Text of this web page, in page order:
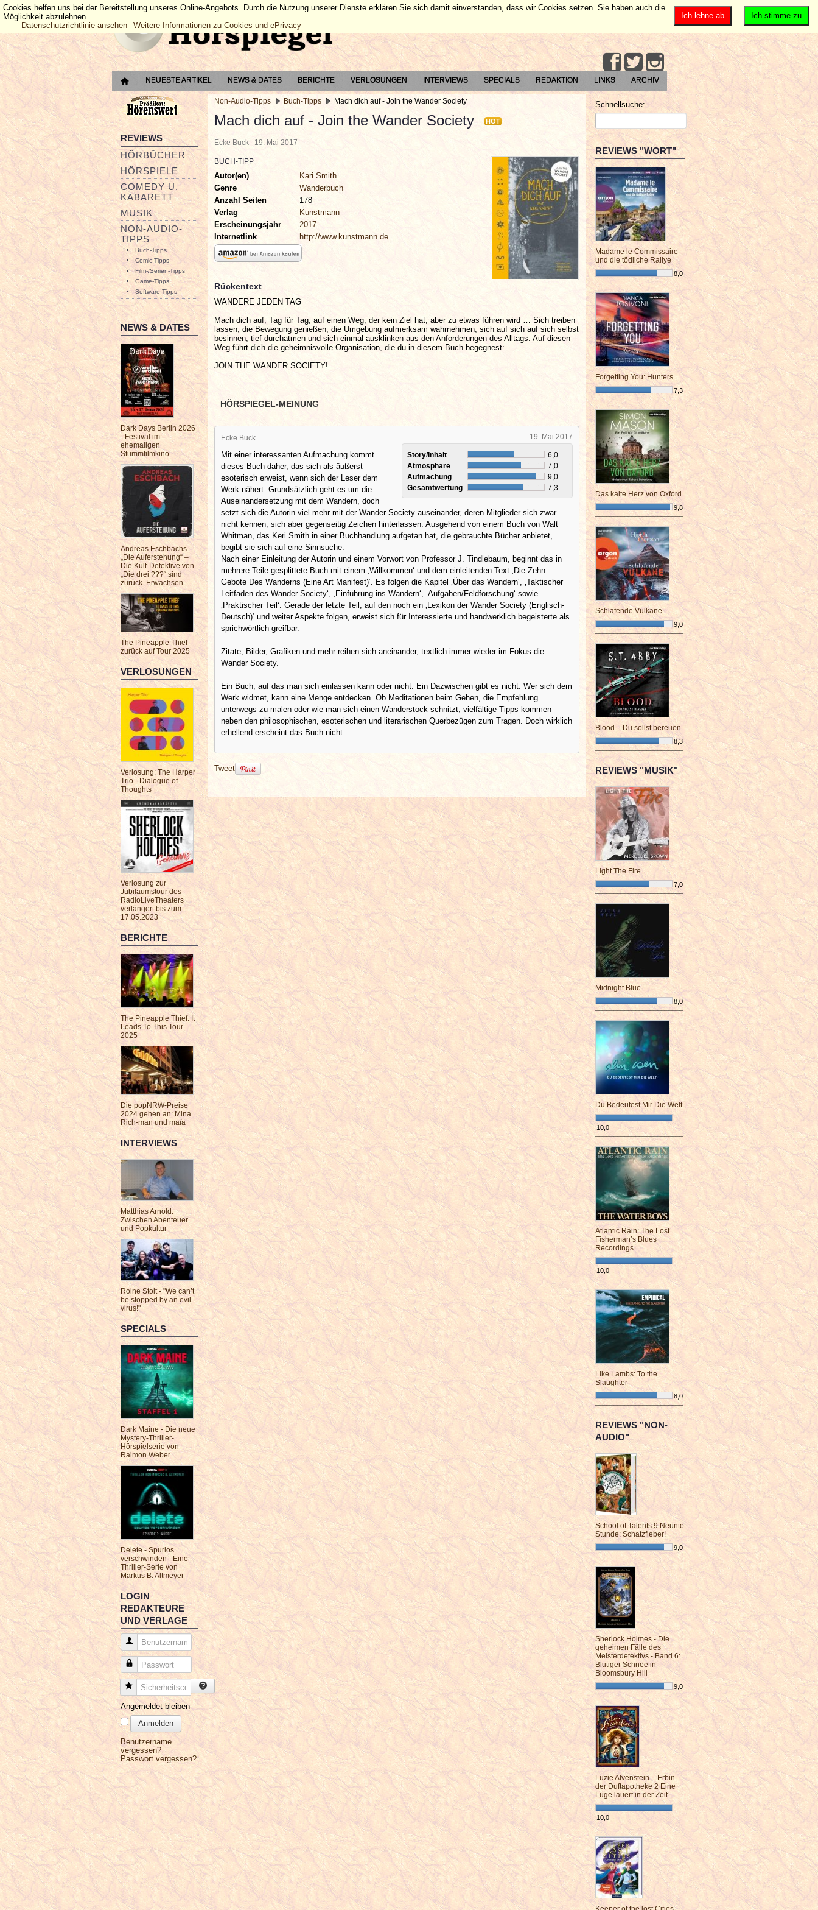
NEUESTE ARTIKEL NEWS & DATES BERICHTE VERLOSUNGEN INTERVIEWS SPECIALS REDAKTION LINKS ARCHIV
REVIEWS
HÖRBÜCHER
HÖRSPIELE
COMEDY U.
KABARETT
MUSIK
NON-AUDIO-
TIPPS
Buch-Tipps
Comic-Tipps
Film-/Serien-Tipps
Game-Tipps
Software-Tipps
NEWS & DATES
Dark Days Berlin 2026
- Festival im
ehemaligen
Stummfilmkino
Andreas Eschbachs
„Die Auferstehung“ –
Die Kult-Detektive von
„Die drei ???“ sind
zurück. Erwachsen.
The Pineapple Thief
zurück auf Tour 2025
VERLOSUNGEN
Verlosung: The Harper
Trio - Dialogue of
Thoughts
Verlosung zur
Jubiläumstour des
RadioLiveTheaters
verlängert bis zum
17.05.2023
BERICHTE
The Pineapple Thief: It
Leads To This Tour
2025
Die popNRW-Preise
2024 gehen an: Mina
Rich-man und maïa
INTERVIEWS
Matthias Arnold:
Zwischen Abenteuer
und Popkultur
Roine Stolt - "We can’t
be stopped by an evil
virus!"
SPECIALS
Dark Maine - Die neue
Mystery-Thriller-
Hörspielserie von
Raimon Weber
Delete - Spurlos
verschwinden - Eine
Thriller-Serie von
Markus B. Altmeyer
LOGIN
REDAKTEURE
UND VERLAGE
Benutzername
Passwort
Sicherheitscode
Angemeldet bleiben
Anmelden
Benutzername
vergessen?
Passwort vergessen?
Non-Audio-Tipps Buch-Tipps Mach dich auf - Join the Wander Society
Mach dich auf - Join the Wander Society HOT
Ecke Buck 19. Mai 2017
BUCH-TIPP
Autor(en)
Kari Smith
Genre
Wanderbuch
Anzahl Seiten
178
Verlag
Kunstmann
Erscheinungsjahr
2017
Internetlink
http://www.kunstmann.de
Rückentext
WANDERE JEDEN TAG
Mach dich auf, Tag für Tag, auf einen Weg, der kein Ziel hat, aber zu etwas führen wird … Sich treiben
lassen, die Bewegung genießen, die Umgebung aufmerksam wahrnehmen, sich auf sich auf sich selbst
besinnen, tief durchatmen und sich einmal ausklinken aus den Anforderungen des Alltags. Auf diesen
Weg führt dich die geheimnisvolle Organisation, die du in diesem Buch begegnest:
JOIN THE WANDER SOCIETY!
HÖRSPIEGEL-MEINUNG
19. Mai 2017
Ecke Buck
Story/Inhalt
6,0
Atmosphäre
7,0
Aufmachung
9,0
Gesamtwertung
7,3
Mit einer interessanten Aufmachung kommt
dieses Buch daher, das sich als äußerst
esoterisch erweist, wenn sich der Leser dem
Werk nähert. Grundsätzlich geht es um die
Auseinandersetzung mit dem Wandern, doch
setzt sich die Autorin viel mehr mit der Wander Society auseinander, deren Mitglieder sich zwar
nicht kennen, sich aber gegenseitig Zeichen hinterlassen. Ausgehend von einem Buch von Walt
Whitman, das Keri Smith in einer Buchhandlung aufgetan hat, die gebrauchte Bücher anbietet,
begibt sie sich auf eine Sinnsuche.
Nach einer Einleitung der Autorin und einem Vorwort von Professor J. Tindlebaum, beginnt das in
mehrere Teile gesplittete Buch mit einem ‚Willkommen‘ und dem einleitenden Text ‚Die Zehn
Gebote Des Wanderns (Eine Art Manifest)‘. Es folgen die Kapitel ‚Über das Wandern‘, ‚Taktischer
Leitfaden des Wander Society‘, ‚Einführung ins Wandern‘, ‚Aufgaben/Feldforschung‘ sowie
‚Praktischer Teil‘. Gerade der letzte Teil, auf den noch ein ‚Lexikon der Wander Society (Englisch-
Deutsch)‘ und weiter Aspekte folgen, erweist sich für Interessierte und handwerklich begeisterte als
sprichwörtlich greifbar.
Zitate, Bilder, Grafiken und mehr reihen sich aneinander, textlich immer wieder im Fokus die
Wander Society.
Ein Buch, auf das man sich einlassen kann oder nicht. Ein Dazwischen gibt es nicht. Wer sich dem
Werk widmet, kann eine Menge entdecken. Ob Meditationen beim Gehen, die Empfehlung
unterwegs zu malen oder wie man sich einen Wanderstock schnitzt, vielfältige Tipps kommen
neben den philosophischen, esoterischen und literarischen Querbezügen zum Tragen. Doch wirklich
erhellend erscheint das Buch nicht.
Tweet
Schnellsuche:
REVIEWS "WORT"
Madame le Commissaire
und die tödliche Rallye
8,0
¯¯¯¯¯¯¯¯¯¯¯¯¯¯¯¯¯¯¯¯¯¯¯¯
Forgetting You: Hunters
7,3
¯¯¯¯¯¯¯¯¯¯¯¯¯¯¯¯¯¯¯¯¯¯¯¯
Das kalte Herz von Oxford
9,8
¯¯¯¯¯¯¯¯¯¯¯¯¯¯¯¯¯¯¯¯¯¯¯¯
Schlafende Vulkane
9,0
¯¯¯¯¯¯¯¯¯¯¯¯¯¯¯¯¯¯¯¯¯¯¯¯
Blood – Du sollst bereuen
8,3
¯¯¯¯¯¯¯¯¯¯¯¯¯¯¯¯¯¯¯¯¯¯¯¯
REVIEWS "MUSIK"
Light The Fire
7,0
¯¯¯¯¯¯¯¯¯¯¯¯¯¯¯¯¯¯¯¯¯¯¯¯
Midnight Blue
8,0
¯¯¯¯¯¯¯¯¯¯¯¯¯¯¯¯¯¯¯¯¯¯¯¯
Du Bedeutest Mir Die Welt
10,0
¯¯¯¯¯¯¯¯¯¯¯¯¯¯¯¯¯¯¯¯¯¯¯¯
Atlantic Rain: The Lost
Fisherman’s Blues
Recordings
10,0
¯¯¯¯¯¯¯¯¯¯¯¯¯¯¯¯¯¯¯¯¯¯¯¯
Like Lambs: To the
Slaughter
8,0
¯¯¯¯¯¯¯¯¯¯¯¯¯¯¯¯¯¯¯¯¯¯¯¯
REVIEWS "NON-
AUDIO"
School of Talents 9 Neunte
Stunde: Schatzfieber!
9,0
¯¯¯¯¯¯¯¯¯¯¯¯¯¯¯¯¯¯¯¯¯¯¯¯
Sherlock Holmes - Die
geheimen Fälle des
Meisterdetektivs - Band 6:
Blutiger Schnee in
Bloomsbury Hill
9,0
¯¯¯¯¯¯¯¯¯¯¯¯¯¯¯¯¯¯¯¯¯¯¯¯
Luzie Alvenstein – Erbin
der Duftapotheke 2 Eine
Lüge lauert in der Zeit
10,0
¯¯¯¯¯¯¯¯¯¯¯¯¯¯¯¯¯¯¯¯¯¯¯¯
Ich stimme zu
Ich lehne ab
Cookies helfen uns bei der Bereitstellung unseres Online-Angebots. Durch die Nutzung unserer Dienste erklären Sie sich damit einverstanden, dass wir Cookies setzen. Sie haben auch die
Möglichkeit abzulehnen.
Datenschutzrichtlinie ansehen
Weitere Informationen zu Cookies und ePrivacy